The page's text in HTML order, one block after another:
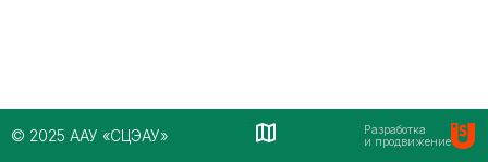
© 2025 ААУ «СЦЭАУ»
Разработка
и продвижение